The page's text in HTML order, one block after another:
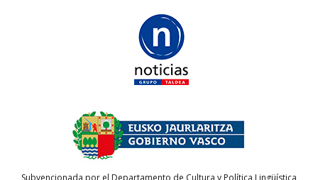
Subvencionada por el Departamento de Cultura y Política Lingüística